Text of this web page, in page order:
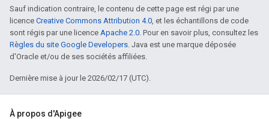
Sauf indication contraire, le contenu de cette page est régi par une
licence Creative Commons Attribution 4.0, et les échantillons de code
sont régis par une licence Apache 2.0. Pour en savoir plus, consultez les
Règles du site Google Developers. Java est une marque déposée
d'Oracle et/ou de ses sociétés affiliées.
Dernière mise à jour le 2026/02/17 (UTC).
À propos d'Apigee